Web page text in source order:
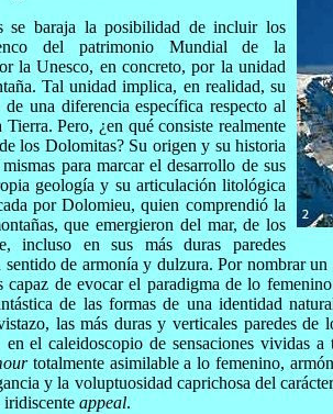
se baraja la posibilidad de incluir los
del patrimonio Mundial de la
la Unesco, en concreto, por la unidad
Tal unidad implica, en realidad, su
una diferencia específica respecto al
Pero, ¿en qué consiste realmente
los Dolomitas? Su origen y su historia
para marcar el desarrollo de sus
geología y su articulación litológica
por Dolomieu, quien comprendió la
que emergieron del mar, de los
incluso en sus más duras paredes
de armonía y dulzura. Por nombrar
capaz de evocar el paradigma de lo
de las formas de una identidad
las más duras y verticales paredes de
en el caleidoscopio de sensaciones vividas
totalmente asimilable a lo femenino,
y la voluptuosidad caprichosa del
iridiscente appeal.